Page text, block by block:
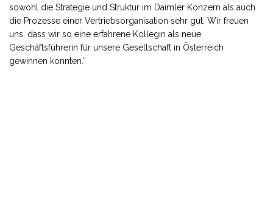
sowohl die Strategie und Struktur im Daimler Konzern als auch
die Prozesse einer Vertriebsorganisation sehr gut. Wir freuen
uns, dass wir so eine erfahrene Kollegin als neue
Geschäftsführerin für unsere Gesellschaft in Österreich
gewinnen konnten.“